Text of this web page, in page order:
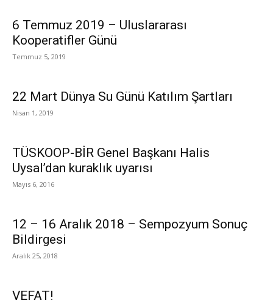
6 Temmuz 2019 – Uluslararası
Kooperatifler Günü
Temmuz 5, 2019
22 Mart Dünya Su Günü Katılım Şartları
Nisan 1, 2019
TÜSKOOP-BİR Genel Başkanı Halis
Uysal’dan kuraklık uyarısı
Mayıs 6, 2016
12 – 16 Aralık 2018 – Sempozyum Sonuç
Bildirgesi
Aralık 25, 2018
VEFAT!